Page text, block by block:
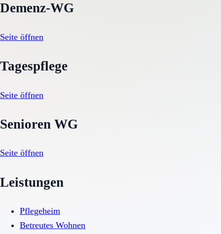
Demenz-WG
Seite öffnen
Tagespflege
Seite öffnen
Senioren WG
Seite öffnen
Leistungen
Pflegeheim
Betreutes Wohnen